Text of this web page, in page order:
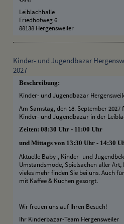
Leiblachhalle
Friedhofweg 6
88138 Hergensweiler
Kinder- und Jugendbazar
2027
Beschreibung:
Kinder- und Jugendbazar
Am Samstag, den 18. September
Kinder- und Jugendbazar in der
Zeiten: 08:30 Uhr - 11:00 Uhr
und Mittags von 13:30 Uhr - 14:30
Aktuelle Baby-, Kinder- und
Umstandsmode, Spielsachen aller
vieles mehr finden Sie bei uns. Auch
mit Kaffee & Kuchen gesorgt.
Wir freuen uns auf Ihren Besuch!
Ihr Kinderbazar-Team Hergensweiler